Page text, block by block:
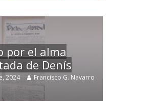
oficio de lector
Francisco G. Navarro